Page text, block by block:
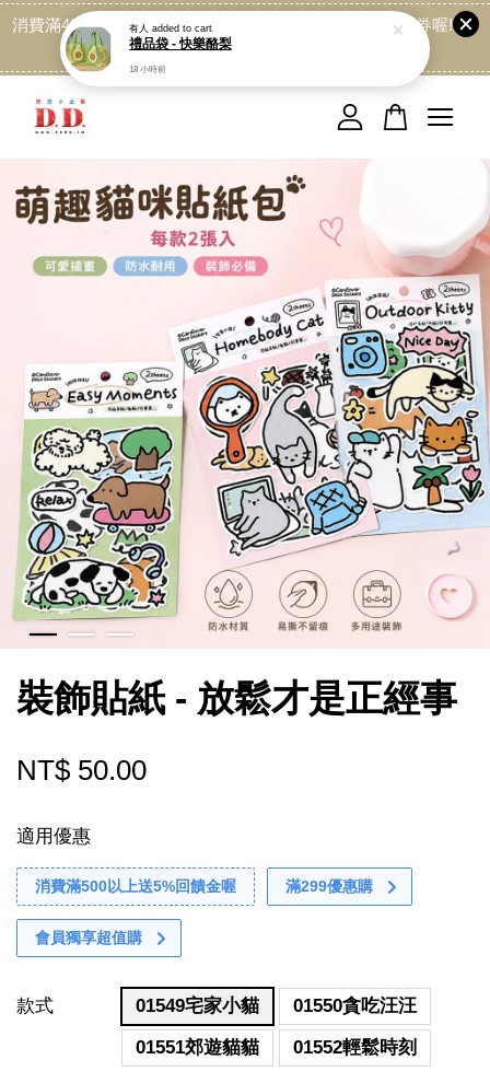
消費滿499免運喔, 記得加LINE:@dede168 領取專屬折扣券喔!
點我
裝飾貼紙 - 放鬆才是正經事
NT$ 50.00
適用優惠
消費滿500以上送5%回饋金喔 滿299優惠購
會員獨享超值購
款式 01549宅家小貓
01550貪吃汪汪
01551郊遊貓貓
01552輕鬆時刻
您的購物車目前還是空的。